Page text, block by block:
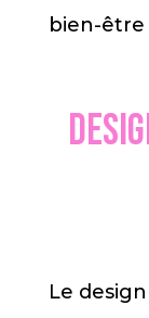
bien-être
Le